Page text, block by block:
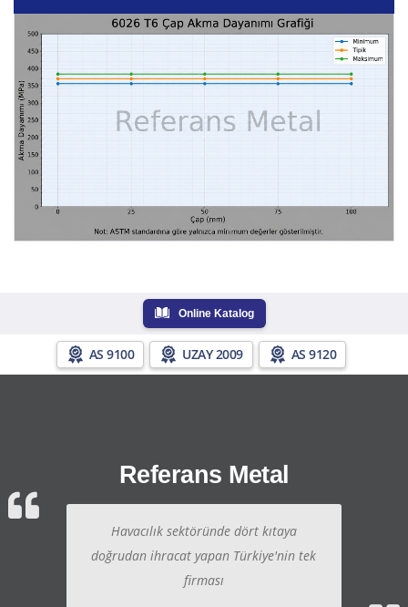
Online Katalog
AS 9100 UZAY 2009 AS 9120
Referans Metal
Havacılık sektöründe dört kıtaya
doğrudan ihracat yapan Türkiye'nin tek
firması